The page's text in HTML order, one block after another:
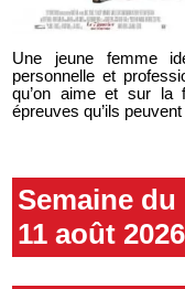
Une jeune femme
personnelle et
qu’on aime et sur la
épreuves qu’ils
Semaine
11 août 2026